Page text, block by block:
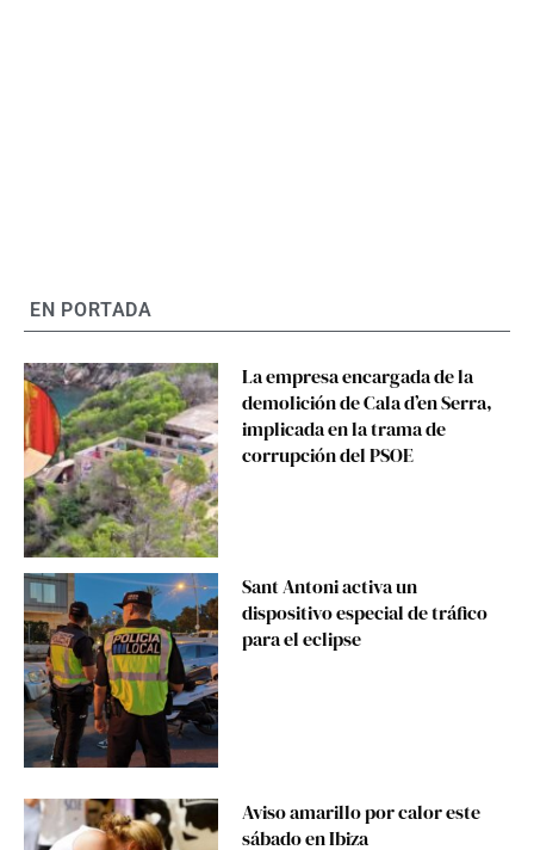
EN PORTADA
La empresa encargada de la
demolición de Cala d’en Serra,
implicada en la trama de
corrupción del PSOE
Sant Antoni activa un
dispositivo especial de tráfico
para el eclipse
Aviso amarillo por calor este
sábado en Ibiza